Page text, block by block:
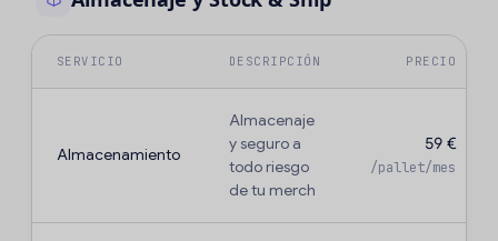
SERVICIO DESCRIPCIÓN PRECIO
Almacenamiento
Almacenaje
y seguro a
todo riesgo
de tu merch
59 €
/pallet/mes